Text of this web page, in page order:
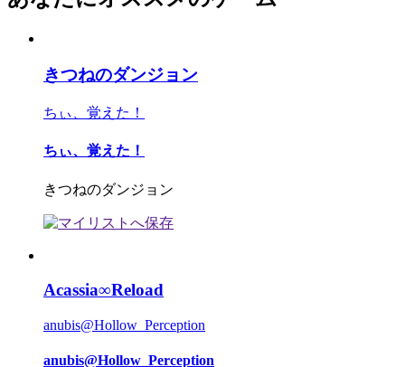
きつねのダンジョン
ちぃ、覚えた！
ちぃ、覚えた！
きつねのダンジョン
Acassia∞Reload
anubis@Hollow_Perception
anubis@Hollow_Perception